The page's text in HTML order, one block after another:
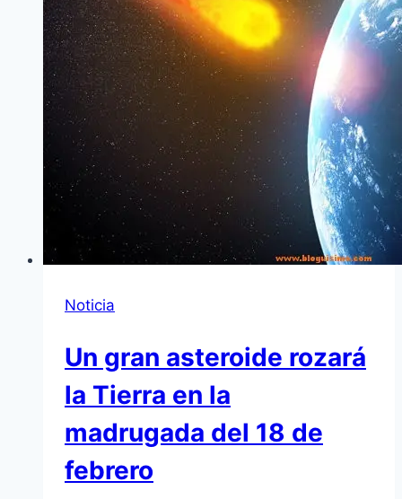
Noticia
Un gran asteroide rozará
la Tierra en la
madrugada del 18 de
febrero